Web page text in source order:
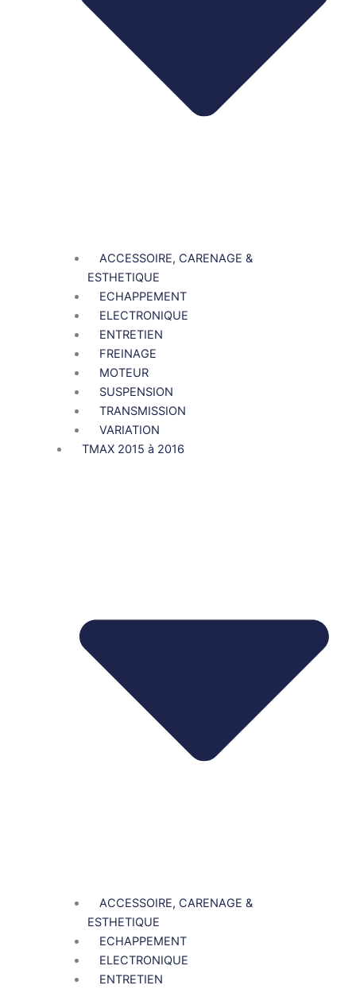
ACCESSOIRE, CARENAGE &
ESTHETIQUE
ECHAPPEMENT
ELECTRONIQUE
ENTRETIEN
FREINAGE
MOTEUR
SUSPENSION
TRANSMISSION
VARIATION
TMAX 2015 à 2016
ACCESSOIRE, CARENAGE &
ESTHETIQUE
ECHAPPEMENT
ELECTRONIQUE
ENTRETIEN